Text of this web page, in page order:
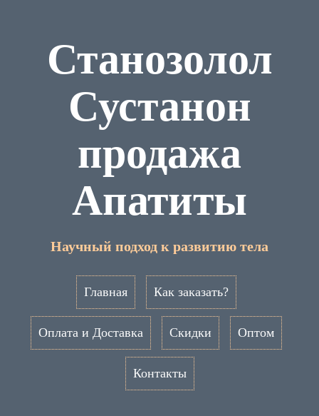
Станозолол
Сустанон
продажа
Апатиты
Научный подход к развитию тела
Главная Как заказать?
Оплата и Доставка Скидки Оптом
Контакты